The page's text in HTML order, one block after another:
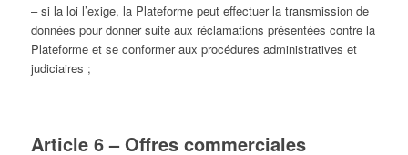
– si la loi l’exige, la Plateforme peut effectuer la transmission de
données pour donner suite aux réclamations présentées contre la
Plateforme et se conformer aux procédures administratives et
judiciaires ;
Article 6 – Offres commerciales